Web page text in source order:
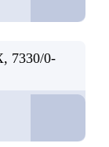
7330/0-